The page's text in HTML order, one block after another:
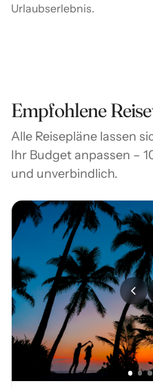
Urlaubserlebnis.
Empfohlene
Alle Reisepläne lassen
Ihr Budget anpassen –
und unverbindlich.